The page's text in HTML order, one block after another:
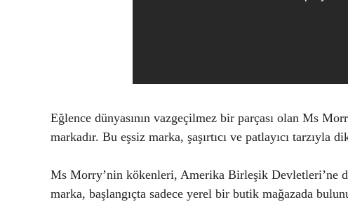
Eğlence dünyasının vazgeçilmez bir parçası olan Ms
markadır. Bu eşsiz marka, şaşırtıcı ve patlayıcı tarzıyla
Ms Morry’nin kökenleri, Amerika Birleşik Devletleri’ne
marka, başlangıçta sadece yerel bir butik mağazada